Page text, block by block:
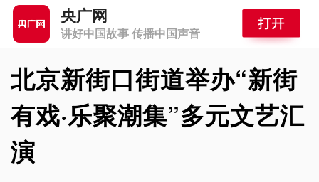
央广网
讲好中国故事 传播中国声音
北京新街口街道举办“新街
有戏·乐聚潮集”多元文艺汇
演